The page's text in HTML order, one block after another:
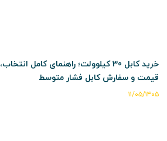
خرید کابل 30 کیلوولت؛ راهنمای کامل انتخاب،
قیمت و سفارش کابل فشار متوسط
۱۱/۰۵/۱۴۰۵